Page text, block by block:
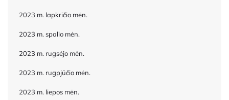
2023 m. lapkričio mėn.
2023 m. spalio mėn.
2023 m. rugsėjo mėn.
2023 m. rugpjūčio mėn.
2023 m. liepos mėn.